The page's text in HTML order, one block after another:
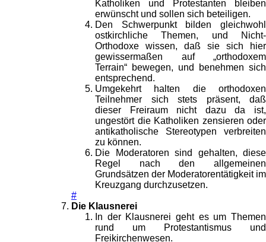
Katholiken und Protestanten bleiben
erwünscht und sollen sich beteiligen.
Den Schwerpunkt bilden gleichwohl
ostkirchliche Themen, und Nicht-
Orthodoxe wissen, daß sie sich hier
gewissermaßen auf „orthodoxem
Terrain“ bewegen, und benehmen sich
entsprechend.
Umgekehrt halten die orthodoxen
Teilnehmer sich stets präsent, daß
dieser Freiraum nicht dazu da ist,
ungestört die Katholiken zensieren oder
antikatholische Stereotypen verbreiten
zu können.
Die Moderatoren sind gehalten, diese
Regel nach den allgemeinen
Grundsätzen der Moderatorentätigkeit im
Kreuzgang durchzusetzen.
#
Die Klausnerei
In der Klausnerei geht es um Themen
rund um Protestantismus und
Freikirchenwesen.